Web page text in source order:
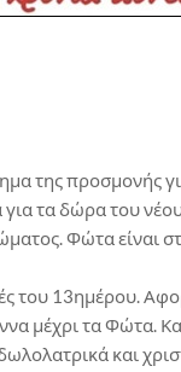
της προσμονής
τα δώρα του
Φώτα είναι
του 13ημέρου.
μέχρι τα Φώτα.
και